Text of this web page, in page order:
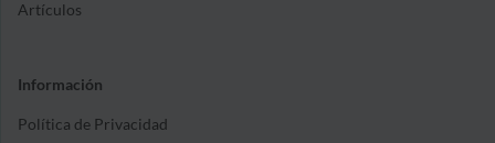
Artículos
Información
Política de Privacidad